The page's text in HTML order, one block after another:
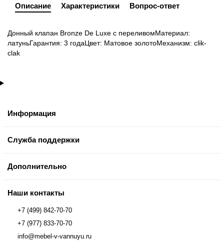
Описание Характеристики Вопрос-ответ
Донный клапан Bronze De Luxe с переливомМатериал:
латуньГарантия: 3 годаЦвет: Матовое золотоМеханизм: clik-
clak
Информация
Служба поддержки
Дополнительно
Наши контакты
+7 (499) 842-70-70
+7 (977) 833-70-70
info@mebel-v-vannuyu.ru